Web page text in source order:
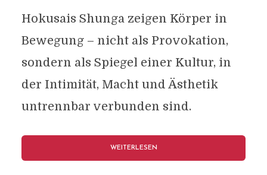
Hokusais Shunga zeigen Körper in
Bewegung – nicht als Provokation,
sondern als Spiegel einer Kultur, in
der Intimität, Macht und Ästhetik
untrennbar verbunden sind.
WEITERLESEN